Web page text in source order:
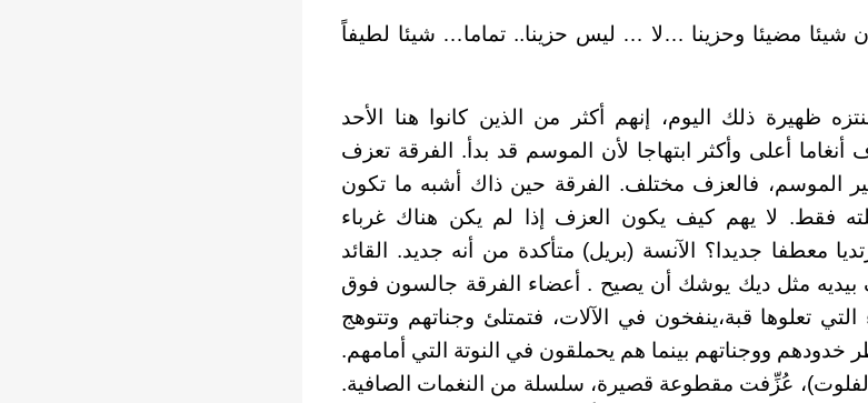
شيئا مضيئا وحزينا …لا … ليس حزينا.. تماما… شيئا لطيفاً
ظهيرة ذلك اليوم، إنهم أكثر من الذين كانوا هنا الأحد
أعلى وأكثر ابتهاجا لأن الموسم قد بدأ. الفرقة تعزف
الموسم، فالعزف مختلف. الفرقة حين ذاك أشبه ما تكون
فقط. لا يهم كيف يكون العزف إذا لم يكن هناك غرباء
معطفا جديدا؟ الآنسة (بريل) متأكدة من أنه جديد. القائد
مثل ديك يوشك أن يصيح . أعضاء الفرقة جالسون فوق
تعلوها قبة،ينفخون في الآلات، فتمتلئ وجناتهم وتتوهج
ووجناتهم بينما هم يحملقون في النوتة التي أمامهم.
عُزِّفت مقطوعة قصيرة، سلسلة من النغمات الصافية.